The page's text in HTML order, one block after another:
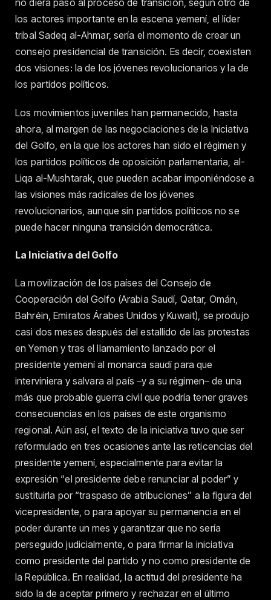
no diera paso al proceso de transición, según otro de
los actores importante en la escena yemení, el líder
tribal Sadeq al-Ahmar, sería el momento de crear un
consejo presidencial de transición. Es decir, coexisten
dos visiones: la de los jóvenes revolucionarios y la de
los partidos políticos.
Los movimientos juveniles han permanecido, hasta
ahora, al margen de las negociaciones de la Iniciativa
del Golfo, en la que los actores han sido el régimen y
los partidos políticos de oposición parlamentaria, al-
Liqa al-Mushtarak, que pueden acabar imponiéndose a
las visiones más radicales de los jóvenes
revolucionarios, aunque sin partidos políticos no se
puede hacer ninguna transición democrática.
La Iniciativa del Golfo
La movilización de los países del Consejo de
Cooperación del Golfo (Arabia Saudí, Qatar, Omán,
Bahréin, Emiratos Árabes Unidos y Kuwait), se produjo
casi dos meses después del estallido de las protestas
en Yemen y tras el llamamiento lanzado por el
presidente yemení al monarca saudí para que
interviniera y salvara al país –y a su régimen– de una
más que probable guerra civil que podría tener graves
consecuencias en los países de este organismo
regional. Aún así, el texto de la iniciativa tuvo que ser
reformulado en tres ocasiones ante las reticencias del
presidente yemení, especialmente para evitar la
expresión “el presidente debe renunciar al poder” y
sustituirla por “traspaso de atribuciones” a la figura del
vicepresidente, o para apoyar su permanencia en el
poder durante un mes y garantizar que no sería
perseguido judicialmente, o para firmar la iniciativa
como presidente del partido y no como presidente de
la República. En realidad, la actitud del presidente ha
sido la de aceptar primero y rechazar en el último